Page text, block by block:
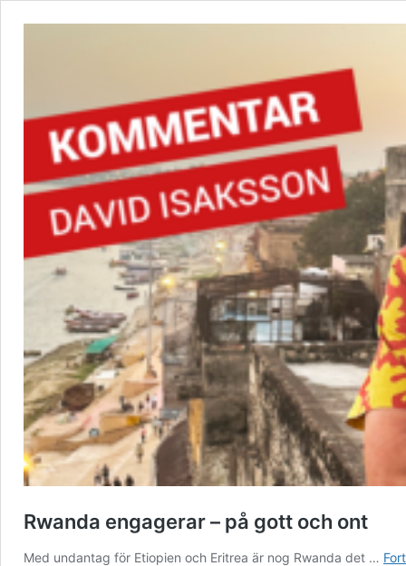
Rwanda engagerar – på gott och ont
Med undantag för Etiopien och Eritrea är nog Rwanda det …